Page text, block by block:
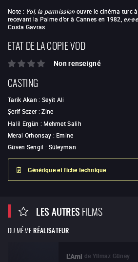
Note : Yol, la permission ouvre le cinéma turc
recevant la Palme d’or à Cannes en 1982, ex-
Costa Gavras.
ETAT DE LA COPIE VOD
Non renseigné
CASTING
Tarik Akan : Seyit Ali
Şerif Sezer :Zine
Halil Ergün : Mehmet Salih
Meral Orhonsay : Emine
Güven Sengil : Süleyman
Générique et fiche technique
LES AUTRESFILMS
DU MÊME RÉALISATEUR
L'Ami de Yilmaz Güney